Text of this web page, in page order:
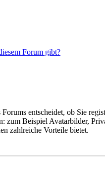
Forum gibt?
entscheidet, ob Sie
Beispiel Avatarbilder,
zahlreiche Vorteile bietet.